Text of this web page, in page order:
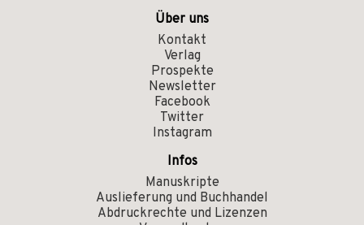
Über uns
Kontakt
Verlag
Prospekte
Newsletter
Facebook
Twitter
Instagram
Infos
Manuskripte
Auslieferung und Buchhandel
Abdruckrechte und Lizenzen